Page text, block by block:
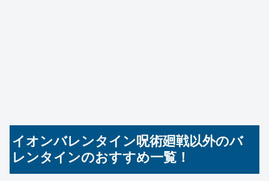
イオンバレンタイン呪術廻戦以外のバ
レンタインのおすすめ一覧！